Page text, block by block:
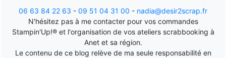
06 63 84 22 63 - 09 51 04 31 00 - nadia@desir2scrap.fr
N'hésitez pas à me contacter pour vos commandes
Stampin'Up!® et l'organisation de vos ateliers scrabbooking à
Anet et sa région.
Le contenu de ce blog relève de ma seule responsabilité en